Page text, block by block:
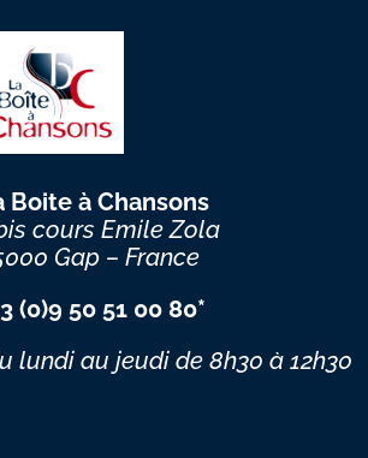
Boite à Chansons
cours Emile Zola
Gap – France
(0)9 50 51 00 80*
lundi au jeudide 8h30 à 12h30